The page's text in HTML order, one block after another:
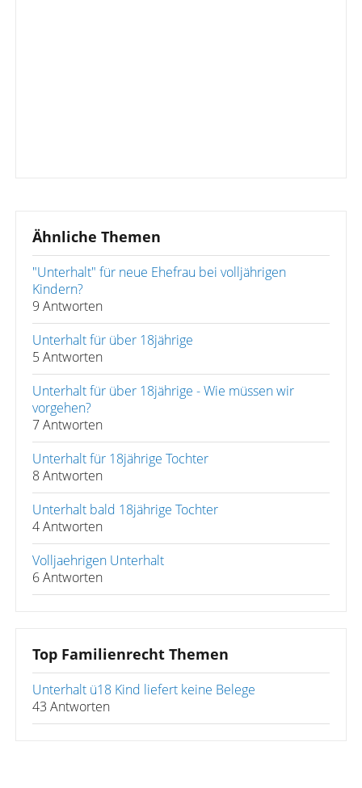
Ähnliche Themen
"Unterhalt" für neue Ehefrau bei volljährigen
Kindern?
9 Antworten
Unterhalt für über 18jährige
5 Antworten
Unterhalt für über 18jährige - Wie müssen wir
vorgehen?
7 Antworten
Unterhalt für 18jährige Tochter
8 Antworten
Unterhalt bald 18jährige Tochter
4 Antworten
Volljaehrigen Unterhalt
6 Antworten
Top Familienrecht Themen
Unterhalt ü18 Kind liefert keine Belege
43 Antworten